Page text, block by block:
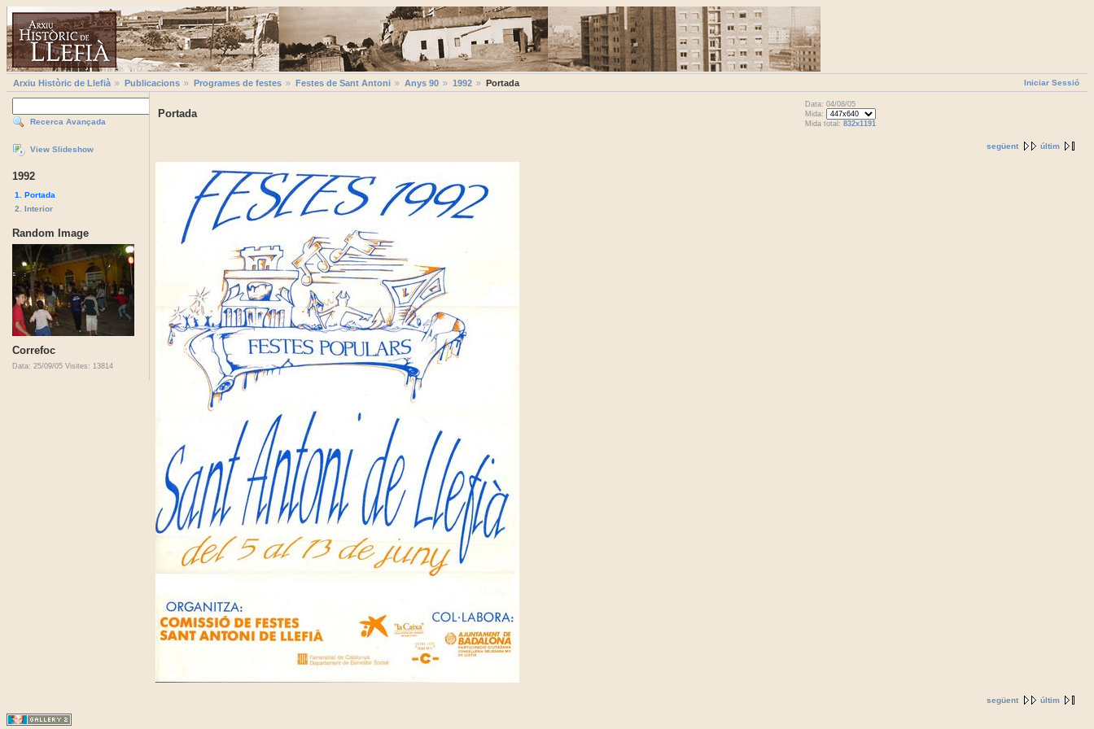
Iniciar Sessió
Arxiu Històric de Llefià Publicacions Programes de festes Festes de Sant Antoni Anys 90 1992 Portada
Recerca Avançada
View Slideshow
1992
1. Portada
2. Interior
Random Image
Correfoc
Data: 25/09/05 Visites: 13814
Portada
Data: 04/08/05
Mida:
Mida total: 832x1191
següent últim
següent últim